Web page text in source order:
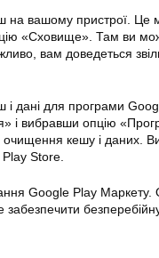
на вашому пристрої. Це
«Сховище». Там ви
вам доведеться
дані для програми
і вибравши опцію
очищення кешу і даних.
Store.
Google Play Маркету.